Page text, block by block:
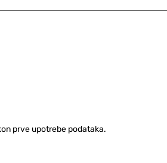
prve upotrebe podataka.